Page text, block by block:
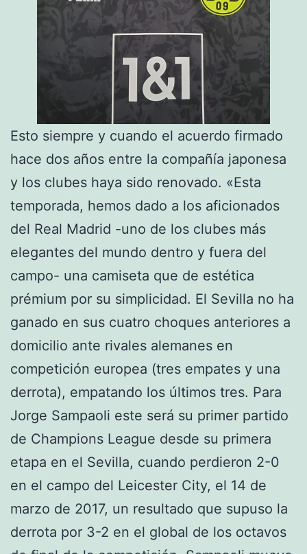
Esto siempre y cuando el acuerdo firmado
hace dos años entre la compañía japonesa
y los clubes haya sido renovado. «Esta
temporada, hemos dado a los aficionados
del Real Madrid -uno de los clubes más
elegantes del mundo dentro y fuera del
campo- una camiseta que de estética
prémium por su simplicidad. El Sevilla no ha
ganado en sus cuatro choques anteriores a
domicilio ante rivales alemanes en
competición europea (tres empates y una
derrota), empatando los últimos tres. Para
Jorge Sampaoli este será su primer partido
de Champions League desde su primera
etapa en el Sevilla, cuando perdieron 2-0
en el campo del Leicester City, el 14 de
marzo de 2017, un resultado que supuso la
derrota por 3-2 en el global de los octavos